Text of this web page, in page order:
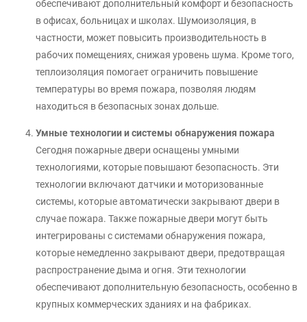
обеспечивают дополнительный комфорт и безопасность
в офисах, больницах и школах. Шумоизоляция, в
частности, может повысить производительность в
рабочих помещениях, снижая уровень шума. Кроме того,
теплоизоляция помогает ограничить повышение
температуры во время пожара, позволяя людям
находиться в безопасных зонах дольше.
Умные технологии и системы обнаружения пожара
Сегодня пожарные двери оснащены умными
технологиями, которые повышают безопасность. Эти
технологии включают датчики и моторизованные
системы, которые автоматически закрывают двери в
случае пожара. Также пожарные двери могут быть
интегрированы с системами обнаружения пожара,
которые немедленно закрывают двери, предотвращая
распространение дыма и огня. Эти технологии
обеспечивают дополнительную безопасность, особенно в
крупных коммерческих зданиях и на фабриках.